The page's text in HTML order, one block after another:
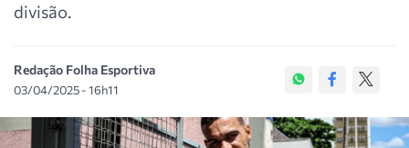
divisão.
Redação Folha Esportiva
03/04/2025 - 16h11